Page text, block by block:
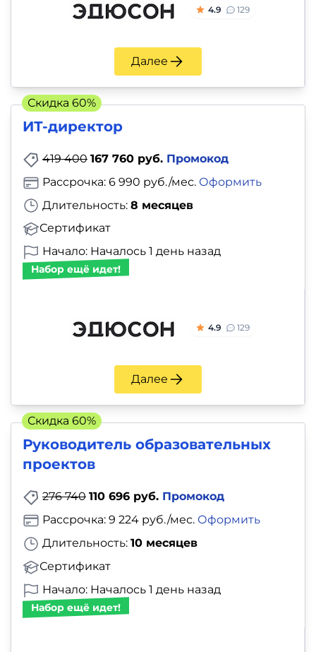
4.9 129
Далее
ИТ-директор
419 400 167 760 руб. Промокод
Длительность: 8 месяцев
Сертификат
Рассрочка: 6 990 руб./мес. Оформить
Начало: Началось 1 день назад
Набор ещё идет!
4.9 129
Далее
Скидка 60%
Руководитель образовательных
проектов
276 740 110 696 руб. Промокод
Длительность: 10 месяцев
Сертификат
Рассрочка: 9 224 руб./мес. Оформить
Начало: Началось 1 день назад
Набор ещё идет!
Скидка 60%